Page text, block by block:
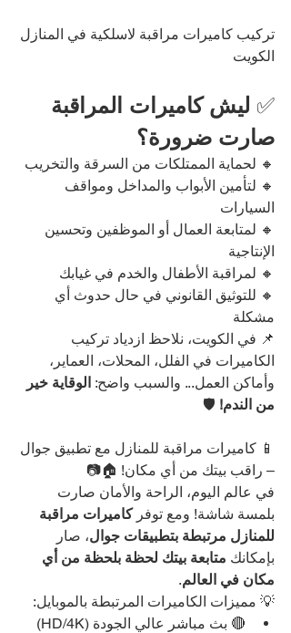
تركيب كاميرات مراقبة لاسلكية في المنازل
الكويت
✅ ليش كاميرات المراقبة
صارت ضرورة؟
🔸 لحماية الممتلكات من السرقة والتخريب
🔸 لتأمين الأبواب والمداخل ومواقف
السيارات
🔸 لمتابعة العمال أو الموظفين وتحسين
الإنتاجية
🔸 لمراقبة الأطفال والخدم في غيابك
🔸 للتوثيق القانوني في حال حدوث أي
مشكلة
📌 في الكويت، نلاحظ ازدياد تركيب
الكاميرات في الفلل، المحلات، العماير،
وأماكن العمل... والسبب واضح: الوقاية خير
من الندم! 🛡️
📱 كاميرات مراقبة للمنازل مع تطبيق جوال
– راقب بيتك من أي مكان! 🏠📷
في عالم اليوم، الراحة والأمان صارت
بلمسة شاشة! ومع توفر كاميرات مراقبة
للمنازل مرتبطة بتطبيقات جوال، صار
بإمكانك متابعة بيتك لحظة بلحظة من أي
مكان في العالم.
💡 مميزات الكاميرات المرتبطة بالموبايل:
🔴 بث مباشر عالي الجودة (HD/4K)